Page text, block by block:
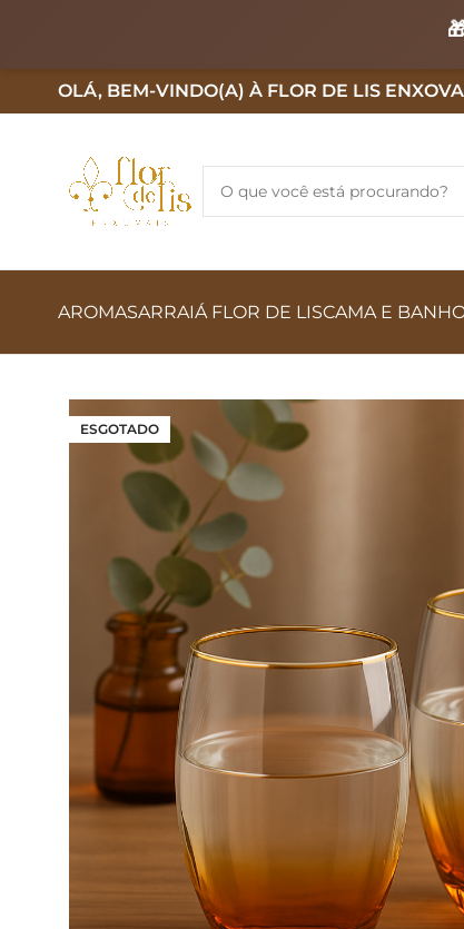
OLÁ, BEM-VINDO(A) À FLOR DE LIS
AROMASARRAIÁ FLOR DE LISCAMA E
ESGOTADO